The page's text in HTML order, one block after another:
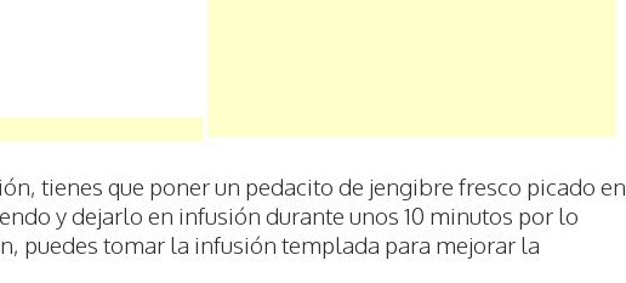
tienes que poner un pedacito de jengibre fresco picado en
y dejarlo en infusión durante unos 10 minutos por lo
puedes tomar la infusión templada para mejorar la